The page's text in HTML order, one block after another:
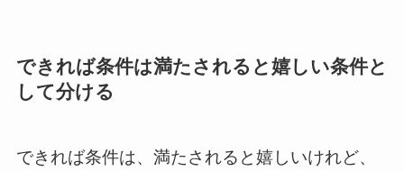
できれば条件は満たされると嬉しい条件と
して分ける
できれば条件は、満たされると嬉しいけれど、